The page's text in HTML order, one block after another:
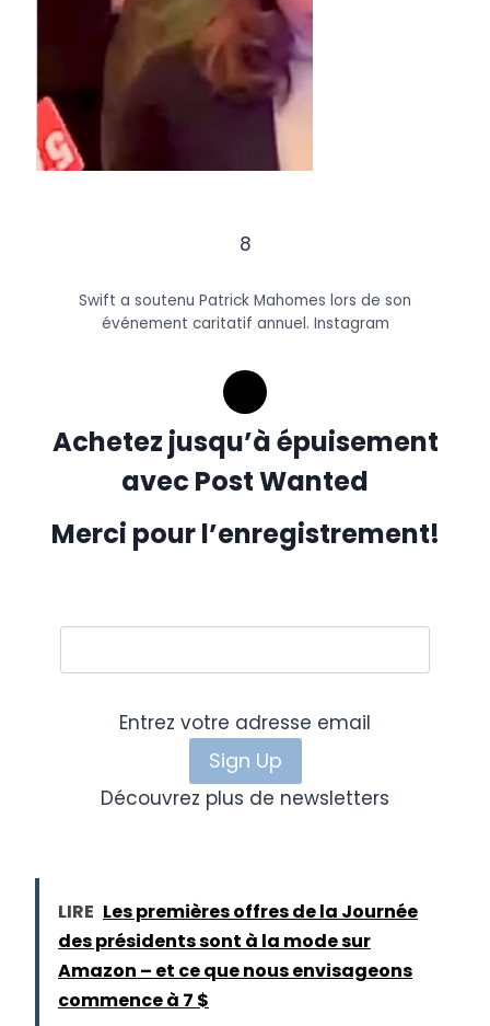
8
Swift a soutenu Patrick Mahomes lors de son
événement caritatif annuel. Instagram
Achetez jusqu’à épuisement
avec Post Wanted
Merci pour l’enregistrement!
Entrez votre adresse email
Découvrez plus de newsletters
LIRE Les premières offres de la Journée
des présidents sont à la mode sur
Amazon – et ce que nous envisageons
commence à 7 $